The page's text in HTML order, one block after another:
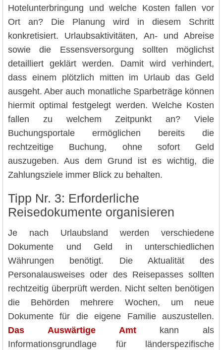
Hotelunterbringung und welche Kosten fallen vor
Ort an? Die Planung wird in diesem Schritt
konkretisiert. Urlaubsaktivitäten, An- und Abreise
sowie die Essensversorgung sollten möglichst
detailliert geklärt werden. Damit wird verhindert,
dass einem plötzlich mitten im Urlaub das Geld
ausgeht. Aber auch monatliche Sparbeträge können
hiermit optimal festgelegt werden. Welche Kosten
fallen zu welchem Zeitpunkt an? Viele
Buchungsportale ermöglichen bereits die
rechtzeitige Buchung, ohne sofort Geld
auszugeben. Aus dem Grund ist es wichtig, die
Zahlungsziele immer Blick zu behalten.
Tipp Nr. 3: Erforderliche
Reisedokumente organisieren
Je nach Urlaubsland werden verschiedene
Dokumente und Geld in unterschiedlichen
Währungen benötigt. Die Aktualität des
Personalausweises oder des Reisepasses sollten
rechtzeitig überprüft werden. Nicht selten benötigen
die Behörden mehrere Wochen, um neue
Dokumente für die eigene Familie auszustellen.
Das Auswärtige Amtkann als
Informationsgrundlage für länderspezifische